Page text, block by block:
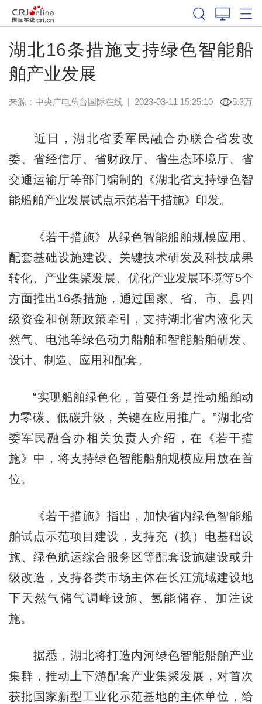
湖北16条措施支持绿色智能船
舶产业发展
来源：中央广电总台国际在线| 2023-03-11 15:25:10 5.3万
近日，湖北省委军民融合办联合省发改
委、省经信厅、省财政厅、省生态环境厅、省
交通运输厅等部门编制的《湖北省支持绿色智
能船舶产业发展试点示范若干措施》印发。
《若干措施》从绿色智能船舶规模应用、
配套基础设施建设、关键技术研发及科技成果
转化、产业集聚发展、优化产业发展环境等5个
方面推出16条措施，通过国家、省、市、县四
级资金和创新政策牵引，支持湖北省内液化天
然气、电池等绿色动力船舶和智能船舶研发、
设计、制造、应用和配套。
“实现船舶绿色化，首要任务是推动船舶动
力零碳、低碳升级，关键在应用推广。”湖北省
委军民融合办相关负责人介绍，在《若干措
施》中，将支持绿色智能船舶规模应用放在首
位。
《若干措施》指出，加快省内绿色智能船
舶试点示范项目建设，支持充（换）电基础设
施、绿色航运综合服务区等配套设施建设或升
级改造，支持各类市场主体在长江流域建设地
下天然气储气调峰设施、氢能储存、加注设
施。
据悉，湖北将打造内河绿色智能船舶产业
集群，推动上下游配套产业集聚发展，对首次
获批国家新型工业化示范基地的主体单位，给